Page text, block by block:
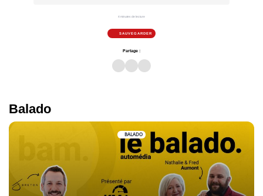
4 minutes de lecture
SAUVEGARDER
Partage :
Balado
BALADO